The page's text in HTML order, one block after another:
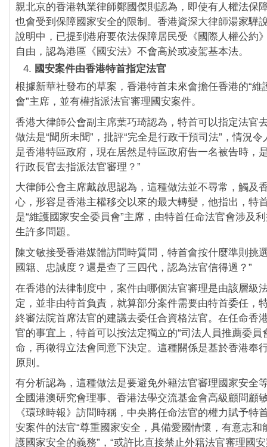
親北京的香港執業律師鄭國傑則認為，即使有人權法保
也會受到保障國家安全的限制。香港資深大律師湯家驊
說明中，已提到港府要依法保障居民受《國際人權公約
自由，認為港區《國安法》不會高於或凌駕基本法。
國安案件由香港特首指定法官
根據新華社發布的草案，香港特首未來會擔任香港的“維
會”主席，並有權指派法官審理國安案件。
香港大律師公會副主席葉巧琦認為，特首可以指定法官
做法是“聞所未聞”，批評“完全是行政干預司法”，情況令
是香港特區政府，現在居然是特區政府告一名被告時，
行政長官去指派法官審理？”
大律師公會主席戴啟思認為，這種做法並不尋常，觸及
心，形容是香港主權移交以來的最大轉變，他指出，特
是“維護國家安全委員會”主席，由特首任命法官會涉及
生許多問題。
陳文敏接受香港媒體訪問時質問，特首會按什麼準則挑
國籍、忠誠度？還是查了三四代，認為法官信得過？”
在香港的法律制度中，案件由哪個法官審理是由該層級
定，並非由特首負責，就算部分案件需要由特首委任，
終審法院首席法官的建議去委任合資格法官。在任命香
官的事宜上，特首可以按法定獨立的“司法人員推薦委員
命，再徵得立法會同意下決定。這種關係是基於香港奉
原則。
有分析認為，這種做法是要避免外籍法官審理國家安全
全國港澳研究會理事、香港法學交流基金會高級顧問顧
《環球時報》訪問時稱，中央將任命法官的權力賦予特
安案件的法官“尊重國家安全，具備愛國情懷，有意志和
護國家安全的義務”，“或許比直接禁止外籍法官審理國